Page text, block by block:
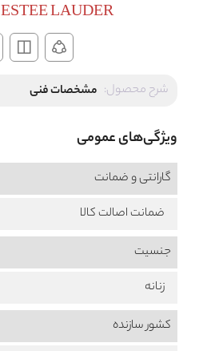
ESTEE LAUDER - استی لادر
شرح محصول: مشخصات فنی
ویژگی‌های عمومی
گارانتی و ضمانت
ضمانت اصالت کالا
جنسیت
زنانه
کشور سازنده